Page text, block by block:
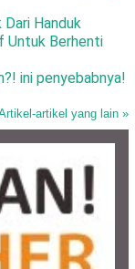
Dari Handuk
Untuk Berhenti
ini penyebabnya!
artikel yang lain »